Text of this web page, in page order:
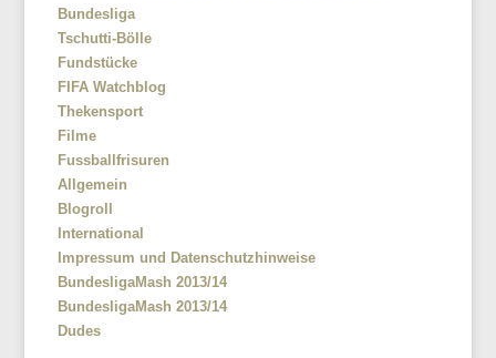
Bundesliga
Tschutti-Bölle
Fundstücke
FIFA Watchblog
Thekensport
Filme
Fussballfrisuren
Allgemein
Blogroll
International
Impressum und Datenschutzhinweise
BundesligaMash 2013/14
BundesligaMash 2013/14
Dudes